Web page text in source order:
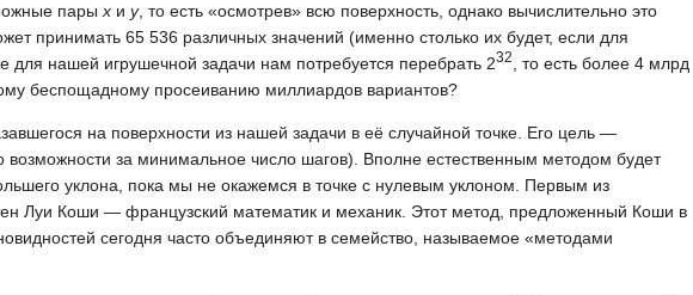
пары x и y, то есть «осмотрев» всю поверхность, однако вычислительно это
принимать 65 536 различных значений (именно столько их будет, если для
нашей игрушечной задачи нам потребуется перебрать 232
, то есть более 4 млрд
беспощадному просеиванию миллиардов вариантов?
на поверхности из нашей задачи в её случайной точке. Его цель —
возможности за минимальное число шагов). Вполне естественным методом будет
уклона, пока мы не окажемся в точке с нулевым уклоном. Первым из
Луи Коши — французский математик и механик. Этот метод, предложенный Коши в
сегодня часто объединяют в семейство, называемое «методами